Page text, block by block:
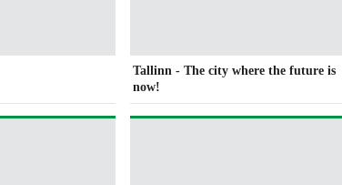
Tallinn - The city where the future is
now!